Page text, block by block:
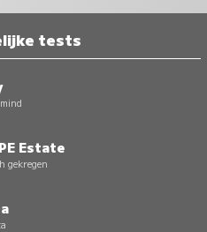
tests
Estate
gekregen